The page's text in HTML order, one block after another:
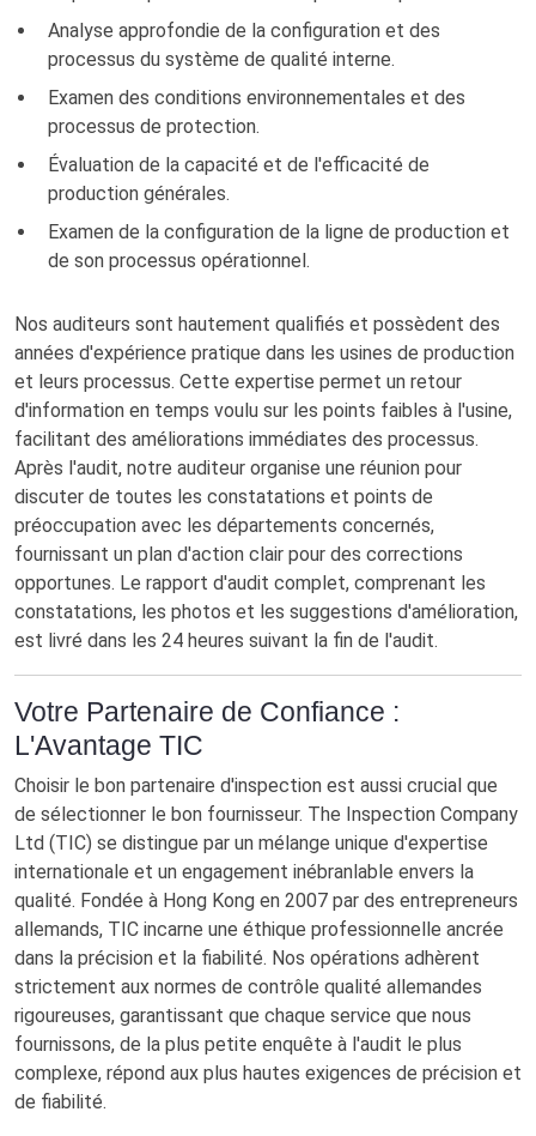
Analyse approfondie de la configuration et des
processus du système de qualité interne.
Examen des conditions environnementales et des
processus de protection.
Évaluation de la capacité et de l'efficacité de
production générales.
Examen de la configuration de la ligne de production et
de son processus opérationnel.
Nos auditeurs sont hautement qualifiés et possèdent des
années d'expérience pratique dans les usines de production
et leurs processus. Cette expertise permet un retour
d'information en temps voulu sur les points faibles à l'usine,
facilitant des améliorations immédiates des processus.
Après l'audit, notre auditeur organise une réunion pour
discuter de toutes les constatations et points de
préoccupation avec les départements concernés,
fournissant un plan d'action clair pour des corrections
opportunes. Le rapport d'audit complet, comprenant les
constatations, les photos et les suggestions d'amélioration,
est livré dans les 24 heures suivant la fin de l'audit.
Votre Partenaire de Confiance :
L'Avantage TIC
Choisir le bon partenaire d'inspection est aussi crucial que
de sélectionner le bon fournisseur. The Inspection Company
Ltd (TIC) se distingue par un mélange unique d'expertise
internationale et un engagement inébranlable envers la
qualité. Fondée à Hong Kong en 2007 par des entrepreneurs
allemands, TIC incarne une éthique professionnelle ancrée
dans la précision et la fiabilité. Nos opérations adhèrent
strictement aux normes de contrôle qualité allemandes
rigoureuses, garantissant que chaque service que nous
fournissons, de la plus petite enquête à l'audit le plus
complexe, répond aux plus hautes exigences de précision et
de fiabilité.